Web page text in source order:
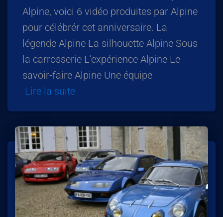
Alpine, voici 6 vidéo produites par Alpine
pour célébrér cet anniversaire. La
légende Alpine La silhouette Alpine Sous
la carrosserie L’expérience Alpine Le
savoir-faire Alpine Une équipe
Lire la suite